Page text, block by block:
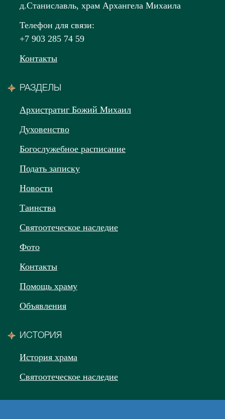
д.Станиславль, храм Архангела Михаила
Телефон для связи:
+7 903 285 74 59
Контакты
РАЗДЕЛЫ
Архистратиг Божий Михаил
Духовенство
Богослужебное расписание
Подать записку
Новости
Таинства
Святоотеческое наследие
Фото
Контакты
Помощь храму
Объявления
ИСТОРИЯ
История храма
Святоотеческое наследие